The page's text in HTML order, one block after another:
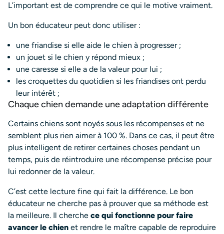
L’important est de comprendre ce qui le motive vraiment.
Un bon éducateur peut donc utiliser :
une friandise si elle aide le chien à progresser ;
un jouet si le chien y répond mieux ;
une caresse si elle a de la valeur pour lui ;
les croquettes du quotidien si les friandises ont perdu
leur intérêt ;
Chaque chien demande une adaptation différente
Certains chiens sont noyés sous les récompenses et ne
semblent plus rien aimer à 100 %. Dans ce cas, il peut être
plus intelligent de retirer certaines choses pendant un
temps, puis de réintroduire une récompense précise pour
lui redonner de la valeur.
C’est cette lecture fine qui fait la différence. Le bon
éducateur ne cherche pas à prouver que sa méthode est
la meilleure. Il cherche ce qui fonctionne pour faire
avancer le chien et rendre le maître capable de reproduire